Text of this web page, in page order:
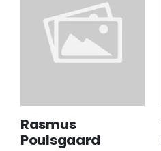
Rasmus
Poulsgaard